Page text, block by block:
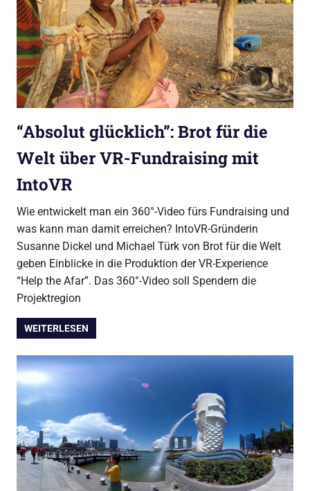
“Absolut glücklich”: Brot für die
Welt über VR-Fundraising mit
IntoVR
Wie entwickelt man ein 360°-Video fürs Fundraising und
was kann man damit erreichen? IntoVR-Gründerin
Susanne Dickel und Michael Türk von Brot für die Welt
geben Einblicke in die Produktion der VR-Experience
“Help the Afar”. Das 360°-Video soll Spendern die
Projektregion
WEITERLESEN